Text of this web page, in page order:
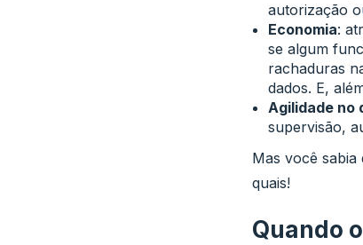
autorização
Economia:
se algum
rachaduras
dados. E,
Agilidade no
supervisão,
Mas você
quais!
Quando